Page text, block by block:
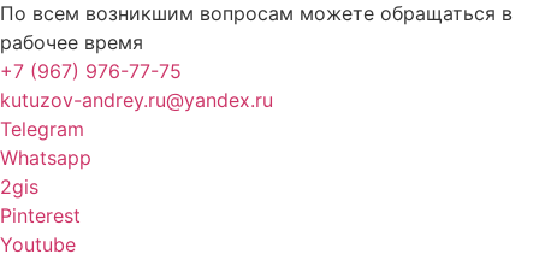
По всем возникшим вопросам можете обращаться в
рабочее время
+7 (967) 976-77-75
kutuzov-andrey.ru@yandex.ru
Telegram
Whatsapp
2gis
Pinterest
Youtube